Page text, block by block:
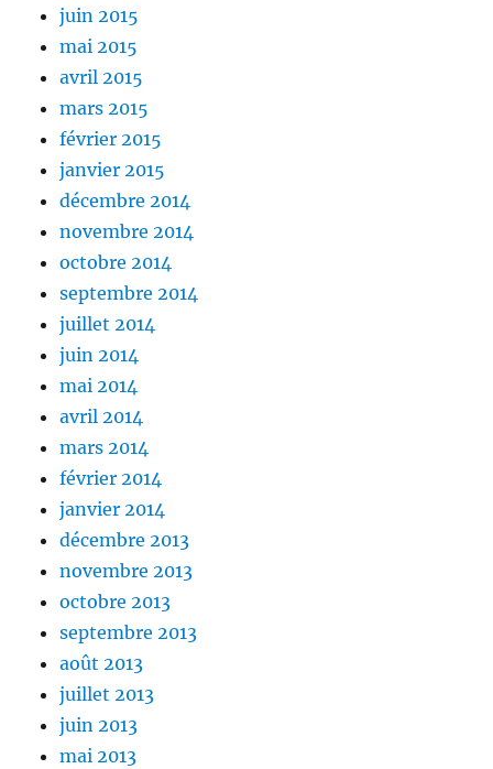
juin 2015
mai 2015
avril 2015
mars 2015
février 2015
janvier 2015
décembre 2014
novembre 2014
octobre 2014
septembre 2014
juillet 2014
juin 2014
mai 2014
avril 2014
mars 2014
février 2014
janvier 2014
décembre 2013
novembre 2013
octobre 2013
septembre 2013
août 2013
juillet 2013
juin 2013
mai 2013